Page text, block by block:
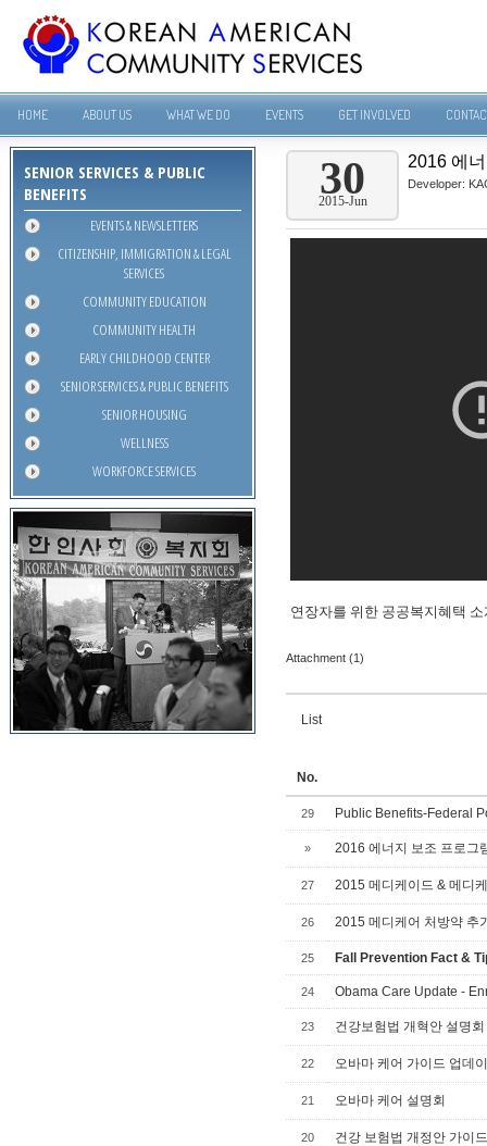
HOME ABOUT US WHAT WE DO EVENTS GET INVOLVED
SENIOR SERVICES & PUBLIC
BENEFITS
EVENTS & NEWSLETTERS
CITIZENSHIP, IMMIGRATION & LEGAL
SERVICES
COMMUNITY EDUCATION
COMMUNITY HEALTH
EARLY CHILDHOOD CENTER
SENIOR SERVICES & PUBLIC BENEFITS
SENIOR HOUSING
WELLNESS
WORKFORCE SERVICES
30
2015-Jun
2016 에
Developer:
연장자를 위한 공공복지혜택
Attachment (1)
List
No.
29 Public Benefits-Federal
» 2016 에너지 보조 프로그
27 2015 메디케이드 & 메디
26 2015 메디케어 처방약 추
25 Fall Prevention Fact &
24 Obama Care Update -
23 건강보험법 개혁안 설명회
22 오바마 케어 가이드 업데
21 오바마 케어 설명회
20 건강 보험법 개정안 가이드